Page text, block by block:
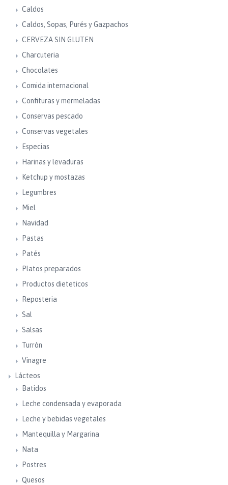
Caldos
Caldos, Sopas, Purés y Gazpachos
CERVEZA SIN GLUTEN
Charcuteria
Chocolates
Comida internacional
Confituras y mermeladas
Conservas pescado
Conservas vegetales
Especias
Harinas y levaduras
Ketchup y mostazas
Legumbres
Miel
Navidad
Pastas
Patés
Platos preparados
Productos dieteticos
Reposteria
Sal
Salsas
Turrón
Vinagre
Lácteos
Batidos
Leche condensada y evaporada
Leche y bebidas vegetales
Mantequilla y Margarina
Nata
Postres
Quesos